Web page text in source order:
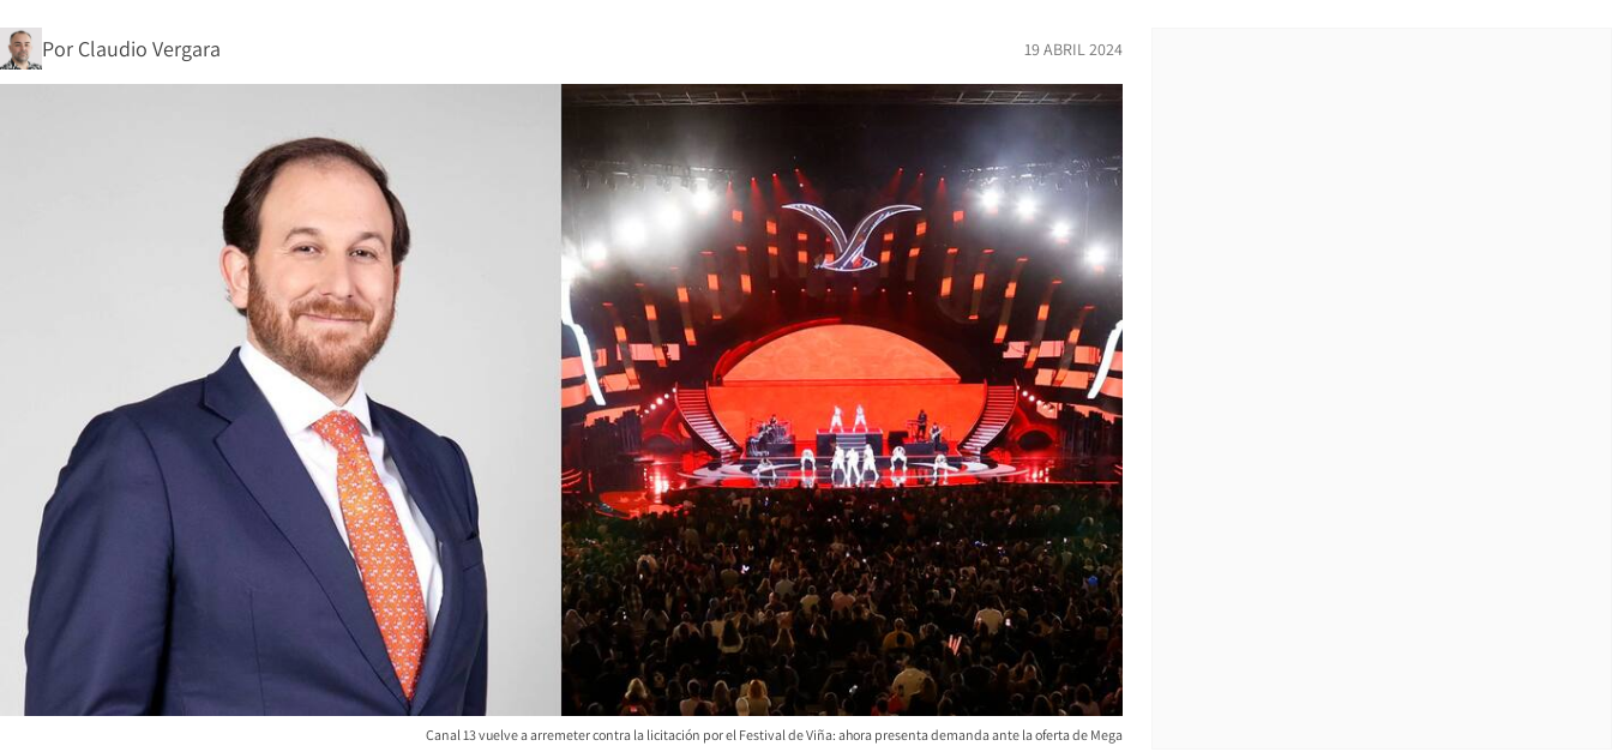
Por Claudio Vergara 19 ABRIL 2024
Canal 13 vuelve a arremeter contra la licitación por el Festival de Viña: ahora presenta demanda ante la oferta de Mega